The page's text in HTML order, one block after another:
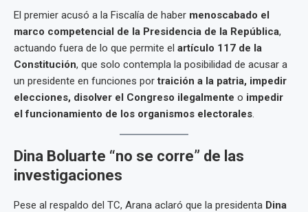
El premier acusó a la Fiscalía de haber menoscabado el
marco competencial de la Presidencia de la República,
actuando fuera de lo que permite el artículo 117 de la
Constitución, que solo contempla la posibilidad de acusar a
un presidente en funciones portraición a la patria, impedir
elecciones, disolver el Congreso ilegalmente o impedir
el funcionamiento de los organismos electorales.
Dina Boluarte “no se corre” de las
investigaciones
Pese al respaldo del TC, Arana aclaró que la presidenta Dina